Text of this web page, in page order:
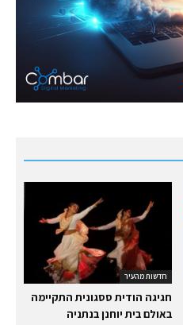
חדשות מהעיר
חגיגה הודית ססגונית התקיימה
באולם בית יוחנן בנתניה